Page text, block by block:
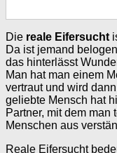
Die reale Eifersucht
Da ist jemand
das hinterlässt
Man hat man einem
vertraut und wird
geliebte Mensch hat
Partner, mit dem
Menschen aus
Reale Eifersucht